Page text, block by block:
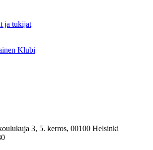
ja tukijat
3, 5. kerros, 00100 Helsinki